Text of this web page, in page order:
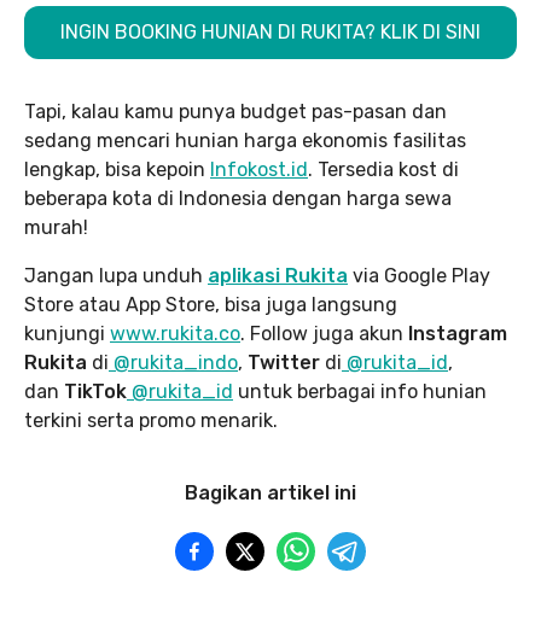
INGIN BOOKING HUNIAN DI RUKITA? KLIK DI SINI
Tapi, kalau kamu punya budget pas-pasan dan
sedang mencari hunian harga ekonomis fasilitas
lengkap, bisa kepoin Infokost.id. Tersedia kost di
beberapa kota di Indonesia dengan harga sewa
murah!
Jangan lupa unduh aplikasi Rukita via Google Play
Store atau App Store, bisa juga langsung
kunjungi www.rukita.co. Follow juga akun Instagram
Rukita di @rukita_indo, Twitter di @rukita_id,
dan TikTok @rukita_id untuk berbagai info hunian
terkini serta promo menarik.
Bagikan artikel ini